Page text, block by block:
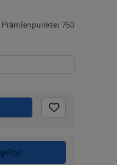
Prämienpunkte: 750